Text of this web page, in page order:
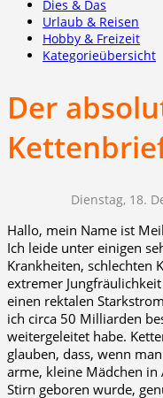
Dies & Das
Urlaub & Reisen
Hobby & Freizeit
Kategorieübersicht
Der
Dienstag, 18.
Hallo, mein Name ist
Ich leide unter einigen
Krankheiten, schlechten
extremer
einen rektalen
ich circa 50 Milliarden
weitergeleitet habe.
glauben, dass, wenn
arme, kleine Mädchen
Stirn geboren wurde,